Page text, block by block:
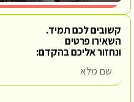
קשובים לכם תמיד.
השאירו פרטים
ונחזור אליכם בהקדם: